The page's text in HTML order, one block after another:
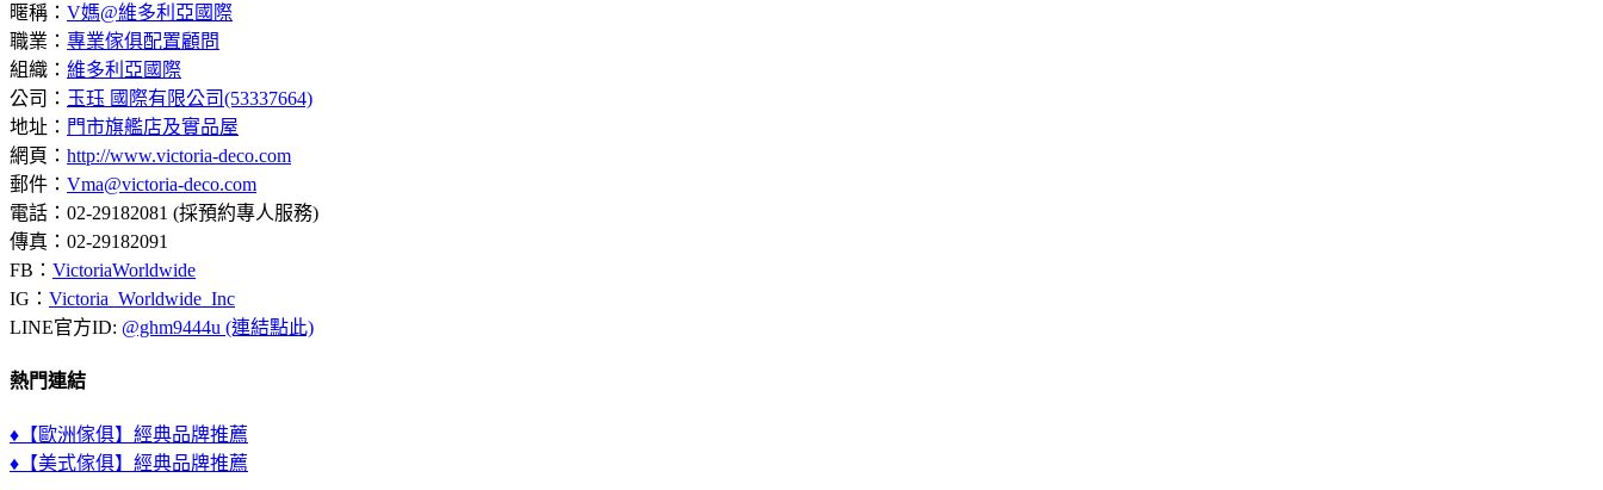
暱稱： V媽@維多利亞國際
職業： 專業傢俱配置顧問
組織： 維多利亞國際
公司： 玉珏 國際有限公司(53337664)
地址： 門市旗艦店及實品屋
網頁： http://www.victoria-deco.com
郵件： Vma@victoria-deco.com
電話：02-29182081 (採預約專人服務)
傳真：02-29182091
FB： VictoriaWorldwide
IG： Victoria_Worldwide_Inc
LINE官方ID: @ghm9444u (連結點此)
熱門連結
♦【歐洲傢俱】經典品牌推薦
♦【美式傢俱】經典品牌推薦